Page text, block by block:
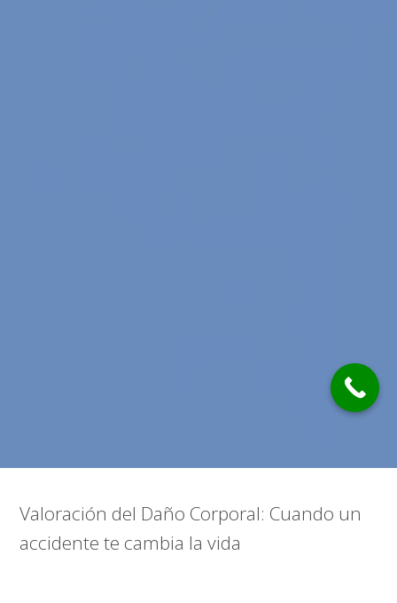
Valoración del Daño Corporal: Cuando un
accidente te cambia la vida